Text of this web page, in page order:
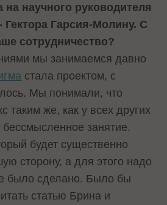
научного руководителя
Гарсия-Молину. С
сотрудничество?
мы занимаемся давно
стала проектом, с
Мы понимали, что
таким же, как у всех других
бессмысленное занятие.
будет существенно
сторону, а для этого надо
было сделано. Было бы
статью Брина и